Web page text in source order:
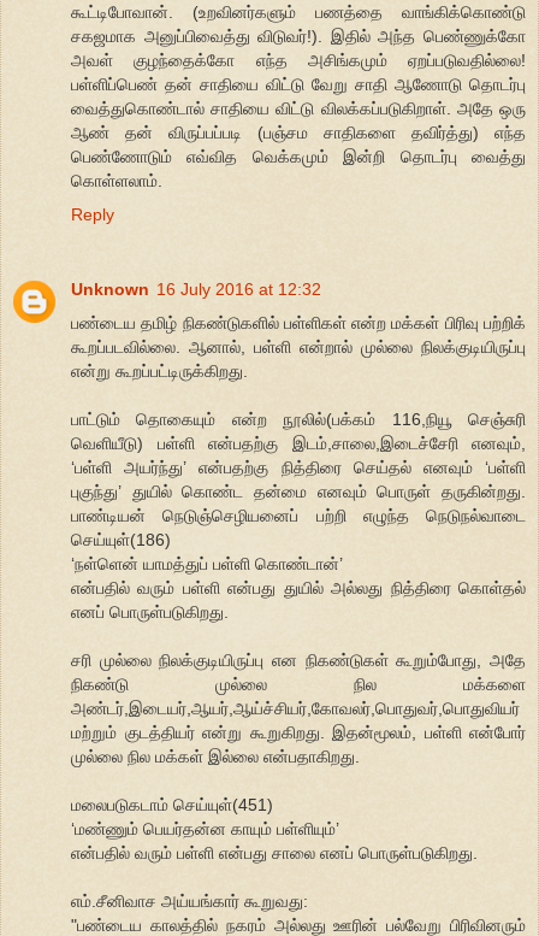
கூட்டிபோவான். (உறவினர்களும் பணத்தை வாங்கிக்கொண்டு
சகஜமாக அனுப்பிவைத்து விடுவர்!). இதில் அந்த பெண்ணுக்கோ
அவள் குழந்தைக்கோ எந்த அசிங்கமும் ஏறப்படுவதில்லை!
பள்ளிப்பெண் தன் சாதியை விட்டு வேறு சாதி ஆணோடு தொடர்பு
வைத்துகொண்டால் சாதியை விட்டு விலக்கப்படுகிறாள். அதே ஒரு
ஆண் தன் விருப்பப்படி (பஞ்சம சாதிகளை தவிர்த்து) எந்த
பெண்ணோடும் எவ்வித வெக்கமும் இன்றி தொடர்பு வைத்து
கொள்ளலாம்.
Reply
Unknown 16 July 2016 at 12:32
பண்டைய தமிழ் நிகண்டுகளில் பள்ளிகள் என்ற மக்கள் பிரிவு பற்றிக்
கூறப்படவில்லை. ஆனால், பள்ளி என்றால் முல்லை நிலக்குடியிருப்பு
என்று கூறப்பட்டிருக்கிறது.
பாட்டும் தொகையும் என்ற நூலில்(பக்கம் 116,நியூ செஞ்சுரி
வெளியீடு) பள்ளி என்பதற்கு இடம்,சாலை,இடைச்சேரி எனவும்,
‘பள்ளி அயர்ந்து’ என்பதற்கு நித்திரை செய்தல் எனவும் ‘பள்ளி
புகுந்து’ துயில் கொண்ட தன்மை எனவும் பொருள் தருகின்றது.
பாண்டியன் நெடுஞ்செழியனைப் பற்றி எழுந்த நெடுநல்வாடை
செய்யுள்(186)
‘நள்ளென் யாமத்துப் பள்ளி கொண்டான்’
என்பதில் வரும் பள்ளி என்பது துயில் அல்லது நித்திரை கொள்தல்
எனப் பொருள்படுகிறது.
சரி முல்லை நிலக்குடியிருப்பு என நிகண்டுகள் கூறும்போது, அதே
நிகண்டு முல்லை நில மக்களை
அண்டர்,இடையர்,ஆயர்,ஆய்ச்சியர்,கோவலர்,பொதுவர்,பொதுவியர்
மற்றும் குடத்தியர் என்று கூறுகிறது. இதன்மூலம், பள்ளி என்போர்
முல்லை நில மக்கள் இல்லை என்பதாகிறது.
மலைபடுகடாம் செய்யுள்(451)
‘மண்ணும் பெயர்தன்ன காயும் பள்ளியும்’
என்பதில் வரும் பள்ளி என்பது சாலை எனப் பொருள்படுகிறது.
எம்.சீனிவாச அய்யங்கார் கூறுவது:
"பண்டைய காலத்தில் நகரம் அல்லது ஊரின் பல்வேறு பிரிவினரும்